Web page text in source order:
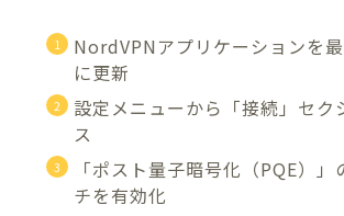
NordVPNアプリケーションを
に更新
設定メニューから「接続」セク
ス
「ポスト量子暗号化（PQE）
チを有効化